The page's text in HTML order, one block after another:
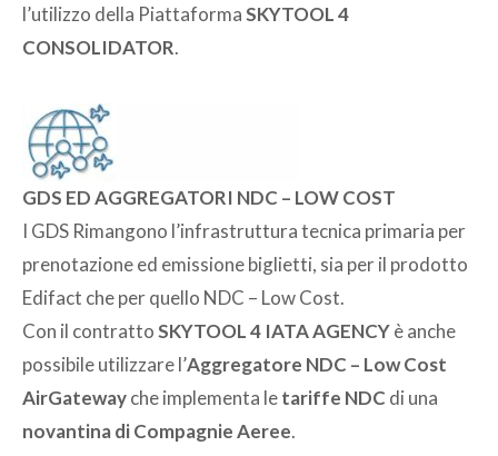
l’utilizzo della PiattaformaSKYTOOL 4
CONSOLIDATOR.
GDS ED AGGREGATORI NDC – LOW COST
I GDS Rimangono l’infrastruttura tecnica primaria per
prenotazione ed emissione biglietti, sia per il prodotto
Edifact che per quello NDC – Low Cost.
Con il contrattoSKYTOOL 4 IATA AGENCYè anche
possibile utilizzare l’Aggregatore NDC – Low Cost
AirGatewayche implementa letariffe NDC di una
novantina di Compagnie Aeree.